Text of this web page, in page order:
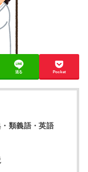
送る Pocket
類義語・英語